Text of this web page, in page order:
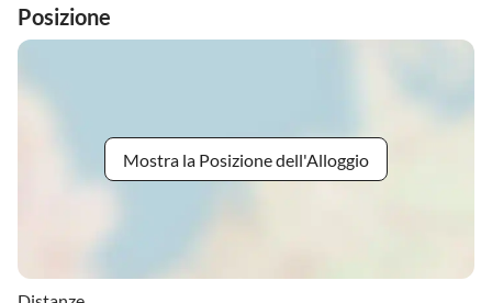
Posizione
Mostra la Posizione dell'Alloggio